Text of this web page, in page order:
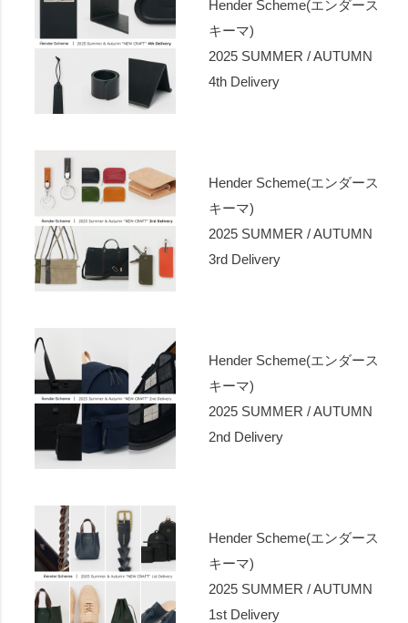
Hender Scheme(エンダース
キーマ)
2025 SUMMER / AUTUMN
4th Delivery
Hender Scheme(エンダース
キーマ)
2025 SUMMER / AUTUMN
3rd Delivery
Hender Scheme(エンダース
キーマ)
2025 SUMMER / AUTUMN
2nd Delivery
Hender Scheme(エンダース
キーマ)
2025 SUMMER / AUTUMN
1st Delivery